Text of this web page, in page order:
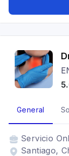
General
Servicio
Santiago,